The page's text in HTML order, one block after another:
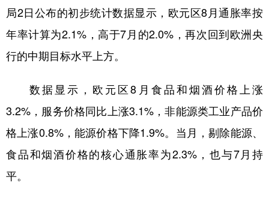
科技 科创 量子 体育
文化 书画 健康 军事
法律 中央文件 金融 汽车
食品 人居 信息化 数字经济
学术中国 乡村振兴 溯源中国
局2日公布的初步统计数据显示，欧元区8月通胀率按
年率计算为2.1%，高于7月的2.0%，再次回到欧洲央
行的中期目标水平上方。
数据显示，欧元区8月食品和烟酒价格上涨
3.2%，服务价格同比上涨3.1%，非能源类工业产品价
格上涨0.8%，能源价格下降1.9%。当月，剔除能源、
食品和烟酒价格的核心通胀率为2.3%，也与7月持
平。